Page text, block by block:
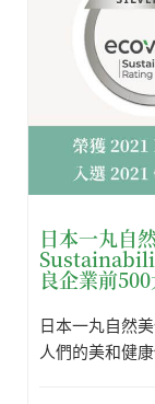
日本一丸自
良企業前
日本一丸自然
人們的美和健